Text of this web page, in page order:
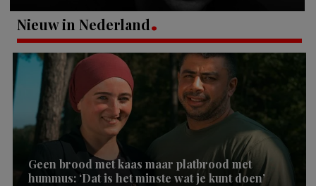
Nieuw in Nederland
Geen brood met kaas maar platbrood met
hummus: ‘Dat is het minste wat je kunt doen’